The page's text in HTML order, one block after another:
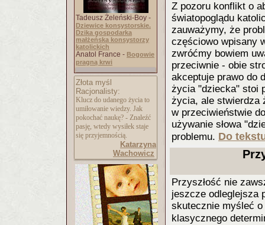
Tadeusz Żeleński-Boy -
Dziewice konsystorskie.
Dzika gospodarka
małżeńska konsystorzy
katolickich
Anatol France - Bogowie
pragną krwi
Złota myśl
Racjonalisty:
Klucz do udanego życia to
umiłowanie wiedzy. Jak
pokochać naukę? - Znaleźć
pasję, wtedy wysiłek staje
się przyjemnością.
Katarzyna
Wachowicz
Z pozoru konflikt o
światopoglądu
zauważymy, że
częściowo wpisany
zwróćmy bowiem
przeciwnie - obie
akceptuje prawo do
życia "dziecka" stoi
życia, ale stwierdza
w przeciwieństwie
używanie słowa
problemu. Do
Przyszłość nie
jeszcze odleglejsza
skutecznie myśleć
klasycznego